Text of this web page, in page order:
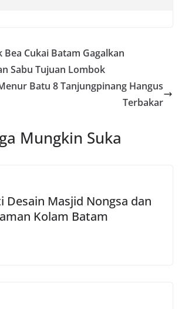
Bea Cukai Batam Gagalkan
Sabu Tujuan Lombok
Batu 8 Tanjungpinang Hangus
Terbakar
Mungkin Suka
Desain Masjid Nongsa dan
Kolam Batam